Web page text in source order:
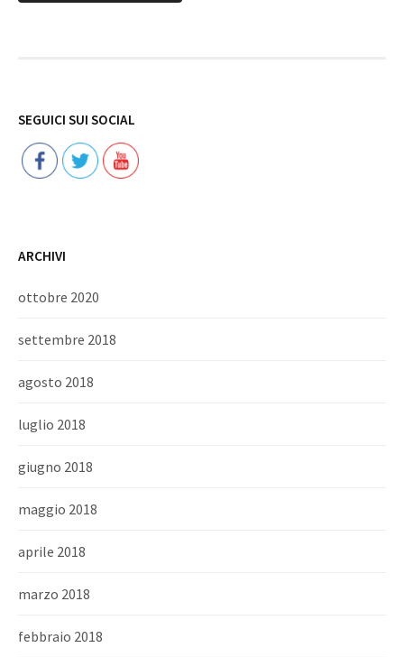
SEGUICI SUI SOCIAL
ARCHIVI
ottobre 2020
settembre 2018
agosto 2018
luglio 2018
giugno 2018
maggio 2018
aprile 2018
marzo 2018
febbraio 2018